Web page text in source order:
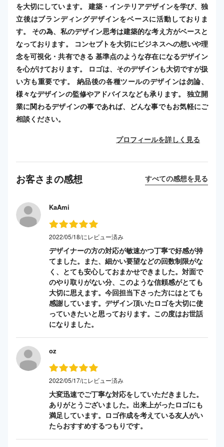
を大切にしています。 建築・インテリアデザインを学び、独
立後はブランディングデザインをベースに活動しておりま
す。 その為、私のデザイン思考は建築的な考え方がベースと
なっております。 コンセプトを大切にビジネスへの想いや理
念を可視化・共有できる 基準点のような存在になるデザイン
を心がけております。 ロゴは、そのデザインも大切ですが扱
い方も重要です。 納品後の各種ツールのデザインは勿論、
様々なデザインの監修やアドバイスなども承ります。 独立開
業に関わるデザインの事であれば、どんな事でもお気軽にご
相談ください。
プロフィールを詳しく見る
お客さまの感想 すべての感想を見る
KaAmi
2022/05/18/にレビュー済み
デザイナーの方の対応が敏速かつ丁寧で好感が持
てました。また、細かい要望などの回数制限がな
く、とても安心しておまかせできました。対面で
のやり取りがない分、このような信頼感がとても
大切に思えます。今回担当下さった方にはとても
感謝しています。デザイン頂いたロゴを大切に使
っていきたいと思っております。この度はお世話
になりました。
oz
2022/05/17/にレビュー済み
大変迅速でご丁寧な対応をしていただきました。
ありがとうございました。出来上がったロゴにも
満足しています。ロゴ作成を考えている友人がい
たらおすすめするつもりです。